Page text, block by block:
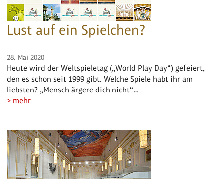
Lust auf ein Spielchen?
28. Mai 2020
Heute wird der Weltspieletag („World Play Day“) gefeiert,
den es schon seit 1999 gibt. Welche Spiele habt ihr am
liebsten? „Mensch ärgere dich nicht“…
> mehr